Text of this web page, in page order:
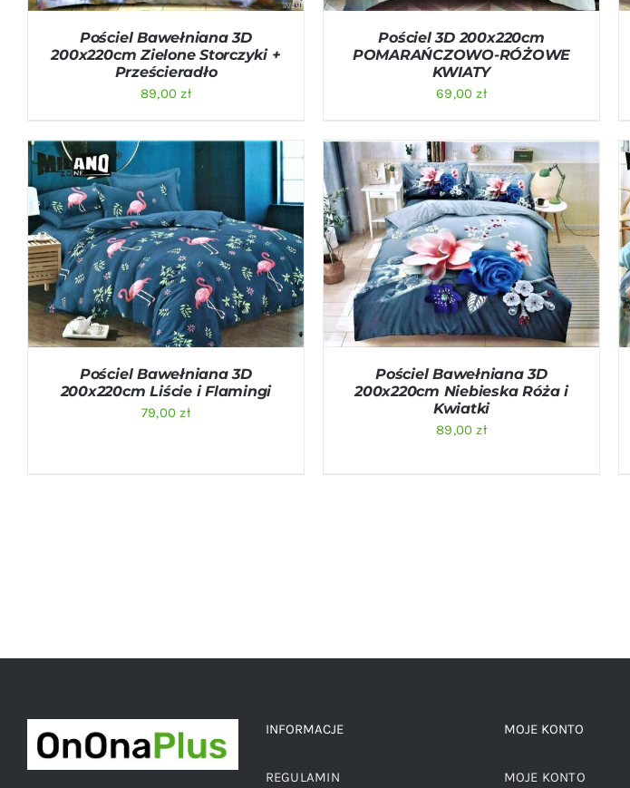
Pościel Bawełniana 3D
200x220cm Zielone Storczyki +
Prześcieradło
89,00zł
Pościel 3D 200x220cm
POMARAŃCZOWO-RÓŻOWE
KWIATY
69,00zł
DODAJ DO KOSZYKA / QUICK VIEW
Pościel Bawełniana 3D
200x220cm Liście i Flamingi
79,00zł
DODAJ DO KOSZYKA / QUICK VIEW
Pościel Bawełniana 3D
200x220cm Niebieska Róża i
Kwiatki
89,00zł
INFORMACJE
REGULAMIN
MOJE KONTO
MOJE KONTO